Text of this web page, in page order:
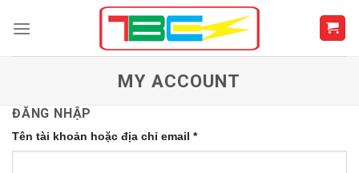
MY ACCOUNT
ĐĂNG NHẬP
Tên tài khoản hoặc địa chỉ email *